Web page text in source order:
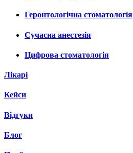
Геронтологічна стоматологія
Сучасна анестезія
Цифрова стоматологія
Лікарі
Кейси
Відгуки
Блог